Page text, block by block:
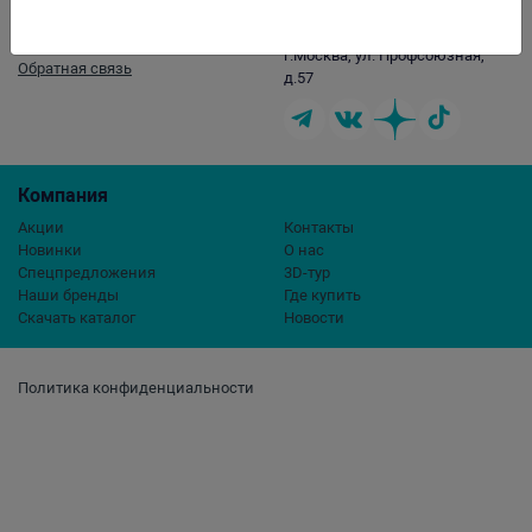
Политика конфиденциальности
Компания
Акции
Новинки
Спецпредложения
Наши бренды
Скачать каталог
Контакты
О нас
3D-тур
Где купить
Новости
Обратная связь
г.Москва, ул. Профсоюзная,
д.57